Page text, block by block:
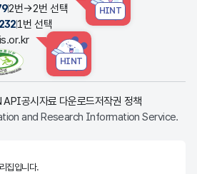
2번→2번 선택 HINT
1번 선택
HINT
API공시자료 다운로드저작권 정책
and Research Information Service.
집입니다.